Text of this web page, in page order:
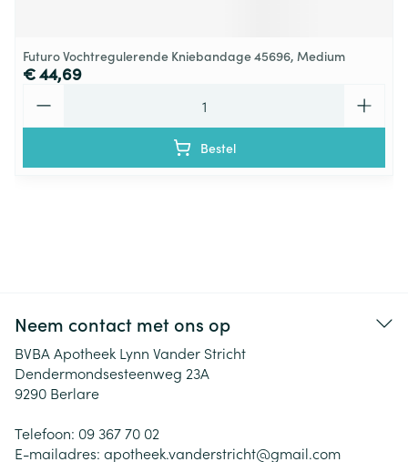
Futuro Vochtregulerende Kniebandage 45696, Medium
€ 44,69
Bestel
Neem contact met ons op
BVBA Apotheek Lynn Vander Stricht
Dendermondsesteenweg 23A
9290 Berlare
Telefoon: 09 367 70 02
E-mailadres: apotheek.vanderstricht@gmail.com